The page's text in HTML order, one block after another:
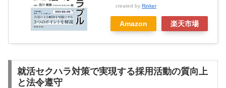
created by Rinker
Amazon 楽天市場
就活セクハラ対策で実現する採用活動の質向上
と法令遵守